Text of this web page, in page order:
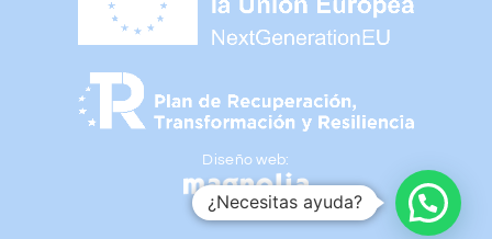
Diseño web:
¿Necesitas ayuda?